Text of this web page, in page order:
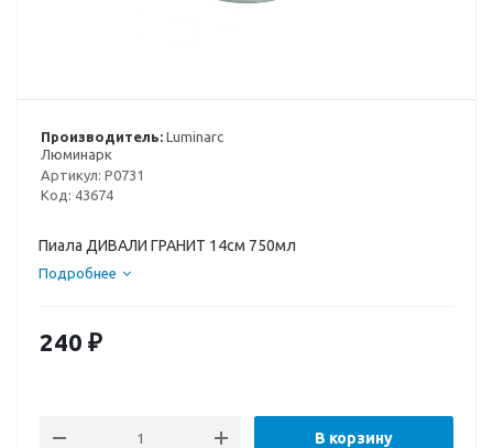
Производитель: Luminarc
Люминарк
Артикул: P0731
Код: 43674
Пиала ДИВАЛИ ГРАНИТ 14см 750мл
Подробнее
240 ₽
В корзину